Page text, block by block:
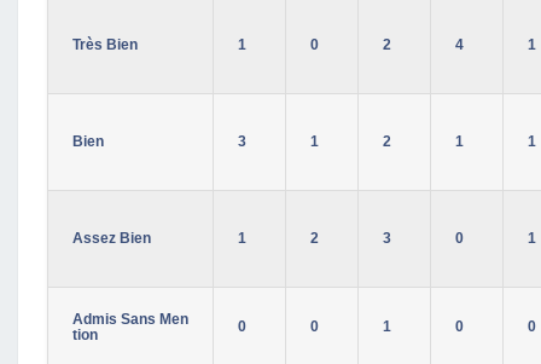
Très Bien 1 0 2 4 1
Bien 3 1 2 1 1
Assez Bien 1 2 3 0 1
Admis Sans Men
tion
0 0 1 0 0